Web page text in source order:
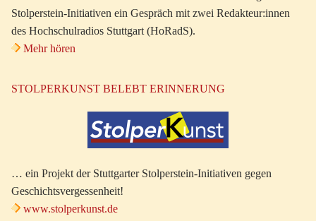
Stolperstein-Initiativen ein Gespräch mit zwei Redakteur:innen
des Hochschulradios Stuttgart (HoRadS).
Mehr hören
STOLPERKUNST BELEBT ERINNERUNG
… ein Projekt der Stuttgarter Stolperstein-Initiativen gegen
Geschichtsvergessenheit!
www.stolperkunst.de